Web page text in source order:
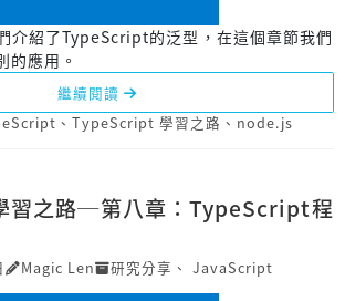
介紹了TypeScript的泛型，在這個章節我們
的應用。
繼續閱讀
、 TypeScript 學習之路 、 node.js
習之路─第八章：TypeScript程
Magic Len 研究分享 、 JavaScript